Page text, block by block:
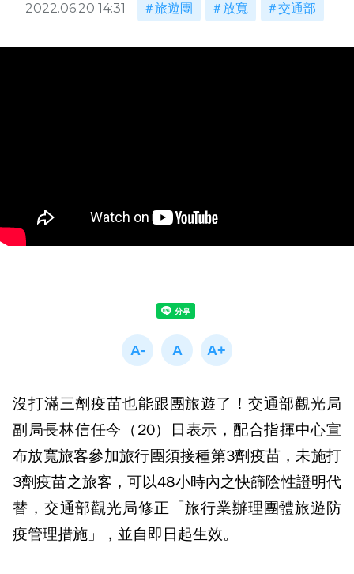
2022.06.20 14:31 旅遊團 放寬 交通部
沒打滿三劑疫苗也能跟團旅遊了！交通部觀光局
副局長林信任今（20）日表示，配合指揮中心宣
布放寬旅客參加旅行團須接種第3劑疫苗，未施打
3劑疫苗之旅客，可以48小時內之快篩陰性證明代
替，交通部觀光局修正「旅行業辦理團體旅遊防
疫管理措施」，並自即日起生效。